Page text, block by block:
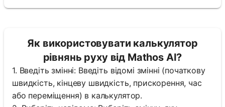
Як використовувати калькулятор
рівнянь руху від Mathos AI?
1. Введіть змінні: Введіть відомі змінні (початкову
швидкість, кінцеву швидкість, прискорення, час
або переміщення) в калькулятор.